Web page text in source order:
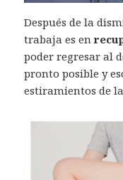
Después de la
trabaja es en
poder regresar al
pronto posible y
estiramientos de